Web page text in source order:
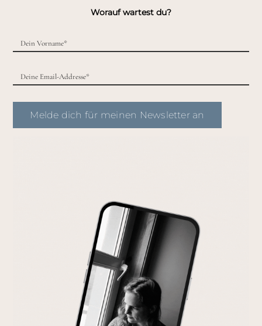
Worauf wartest du?
Melde dich für meinen Newsletter an